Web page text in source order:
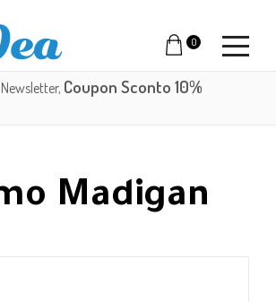
0
Coupon Sconto 10%
Madigan